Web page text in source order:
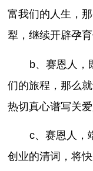
富我们的人生，
犁，继续开辟孕
b、赛恩人，
们的旅程，那么
热切真心谱写关
c、赛恩人，
创业的清词，将